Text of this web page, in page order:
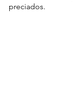
preciados.